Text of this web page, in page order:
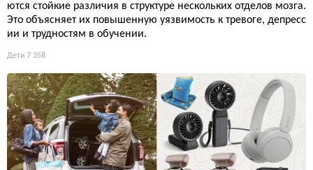
ются стойкие различия в структуре нескольких отделов мозга.
Это объясняет их повышенную уязвимость к тревоге, депресс
ии и трудностям в обучении.
Дети 7 358